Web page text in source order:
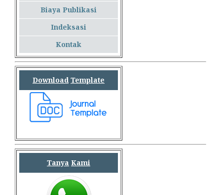
Biaya Publikasi
Indeksasi
Kontak
Download Template
Tanya Kami